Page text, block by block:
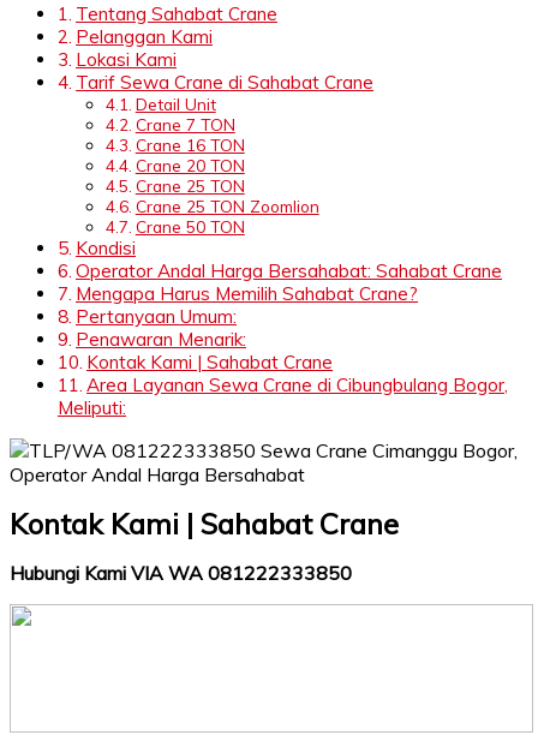
Tentang Sahabat Crane
Pelanggan Kami
Lokasi Kami
Tarif Sewa Crane di Sahabat Crane
Detail Unit
Crane 7 TON
Crane 16 TON
Crane 20 TON
Crane 25 TON
Crane 25 TON Zoomlion
Crane 50 TON
Kondisi
Operator Andal Harga Bersahabat: Sahabat Crane
Mengapa Harus Memilih Sahabat Crane?
Pertanyaan Umum:
Penawaran Menarik:
Kontak Kami | Sahabat Crane
Area Layanan Sewa Crane di Cibungbulang Bogor,
Meliputi:
Kontak Kami | Sahabat Crane
Hubungi Kami VIA WA 081222333850